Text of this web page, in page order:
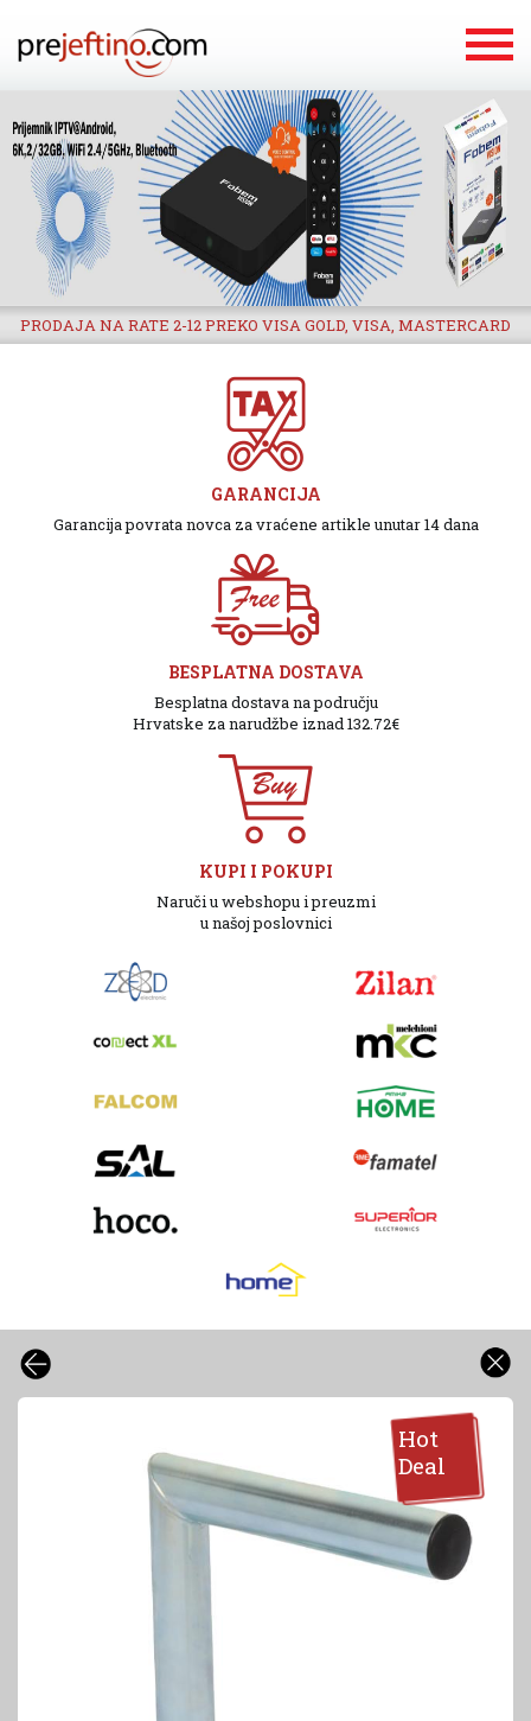
PRODAJA NA RATE 2-12 PREKO VISA GOLD, VISA, MASTERCARD
GARANCIJA
Garancija povrata novca za vraćene artikle unutar 14 dana
BESPLATNA DOSTAVA
Besplatna dostava na području
Hrvatske za narudžbe iznad 132.72€
KUPI I POKUPI
Naruči u webshopu i preuzmi
u našoj poslovnici
Hot
Deal